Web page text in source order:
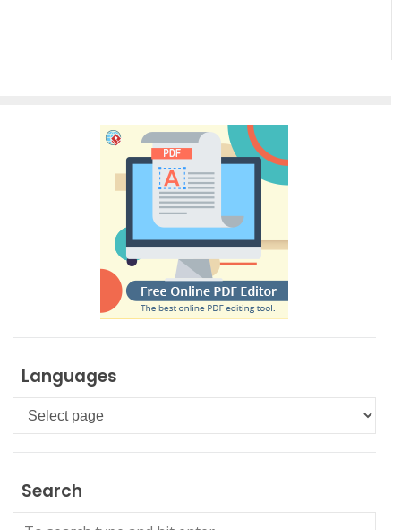
Languages
Languages
Search